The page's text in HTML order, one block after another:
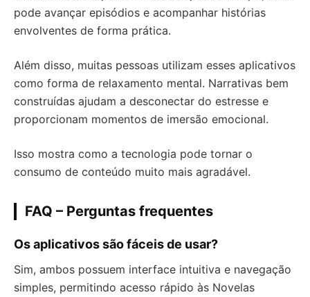
pode avançar episódios e acompanhar histórias
envolventes de forma prática.
Além disso, muitas pessoas utilizam esses aplicativos
como forma de relaxamento mental. Narrativas bem
construídas ajudam a desconectar do estresse e
proporcionam momentos de imersão emocional.
Isso mostra como a tecnologia pode tornar o
consumo de conteúdo muito mais agradável.
FAQ – Perguntas frequentes
Os aplicativos são fáceis de usar?
Sim, ambos possuem interface intuitiva e navegação
simples, permitindo acesso rápido às Novelas